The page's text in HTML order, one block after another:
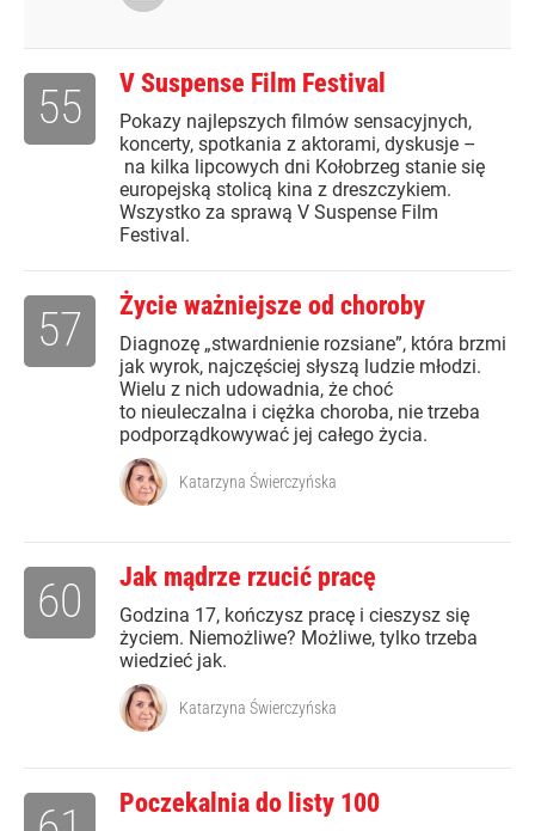
V Suspense Film Festival
Pokazy najlepszych filmów sensacyjnych,
koncerty, spotkania z aktorami, dyskusje –
na kilka lipcowych dni Kołobrzeg stanie się
europejską stolicą kina z dreszczykiem.
Wszystko za sprawą V Suspense Film
Festival.
55
Życie ważniejsze od choroby
Diagnozę „stwardnienie rozsiane”, która brzmi
jak wyrok, najczęściej słyszą ludzie młodzi.
Wielu z nich udowadnia, że choć
to nieuleczalna i ciężka choroba, nie trzeba
podporządkowywać jej całego życia.
57
Katarzyna Świerczyńska
Jak mądrze rzucić pracę
Godzina 17, kończysz pracę i cieszysz się
życiem. Niemożliwe? Możliwe, tylko trzeba
wiedzieć jak.
60
Katarzyna Świerczyńska
Poczekalnia do listy 100